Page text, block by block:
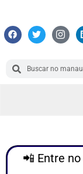
📲 Entre no